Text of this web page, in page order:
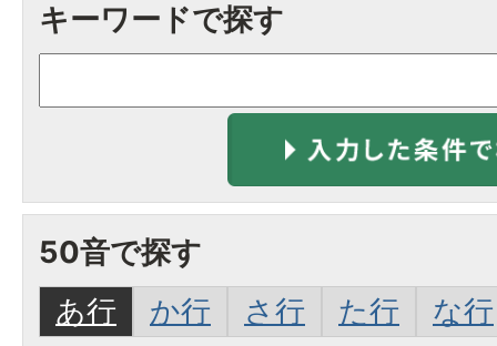
キーワードで探す
50音で探す
あ行
か行 さ行 た行 な行